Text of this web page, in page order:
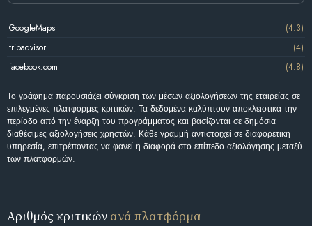
GoogleMaps
(4.3)
tripadvisor
(4)
facebook.com
(4.8)
Το γράφημα παρουσιάζει σύγκριση των μέσων αξιολογήσεων της εταιρείας σε
επιλεγμένες πλατφόρμες κριτικών. Τα δεδομένα καλύπτουν αποκλειστικά την
περίοδο από την έναρξη του προγράμματος και βασίζονται σε δημόσια
διαθέσιμες αξιολογήσεις χρηστών. Κάθε γραμμή αντιστοιχεί σε διαφορετική
υπηρεσία, επιτρέποντας να φανεί η διαφορά στο επίπεδο αξιολόγησης μεταξύ
των πλατφορμών.
Αριθμός κριτικών ανά πλατφόρμα